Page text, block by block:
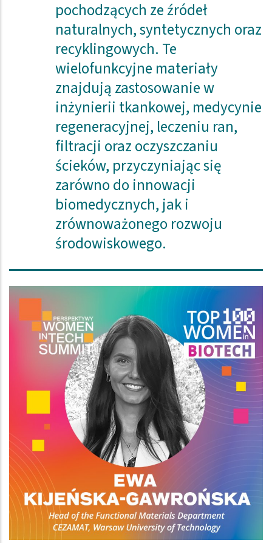
pochodzących ze źródeł
naturalnych, syntetycznych oraz
recyklingowych. Te
wielofunkcyjne materiały
znajdują zastosowanie w
inżynierii tkankowej, medycynie
regeneracyjnej, leczeniu ran,
filtracji oraz oczyszczaniu
ścieków, przyczyniając się
zarówno do innowacji
biomedycznych, jak i
zrównoważonego rozwoju
środowiskowego.
Obraz (old)